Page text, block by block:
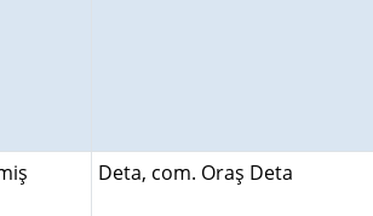
Deta, com. Oraş Deta